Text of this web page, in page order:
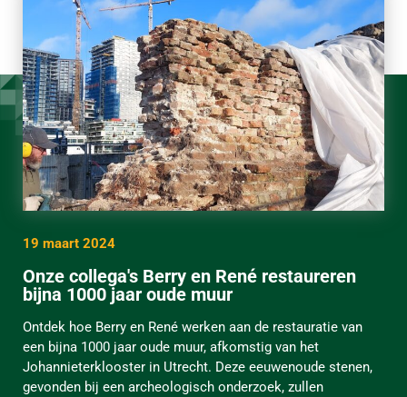
19 maart 2024
Onze collega's Berry en René restaureren
bijna 1000 jaar oude muur
Ontdek hoe Berry en René werken aan de restauratie van
een bijna 1000 jaar oude muur, afkomstig van het
Johannieterklooster in Utrecht. Deze eeuwenoude stenen,
gevonden bij een archeologisch onderzoek, zullen